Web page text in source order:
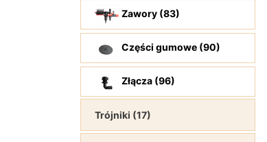
Zawory (83)
Części gumowe (90)
Złącza (96)
Trójniki (17)